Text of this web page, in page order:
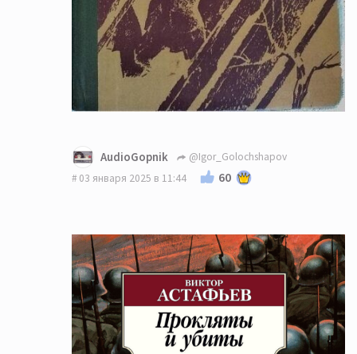
AudioGopnik
@Igor_Golochshapov
03 января 2025 в 11:44
60